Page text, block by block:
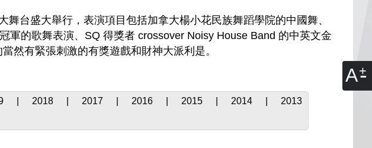
A
台盛大舉行，表演項目包括加拿大楊小花民族舞蹈學院的中國舞、
的歌舞表演、SQ 得獎者 crossover Noisy House Band 的中英文金
然有緊張刺激的有獎遊戲和財神大派利是。
2018 2017 2016 2015 2014
2013